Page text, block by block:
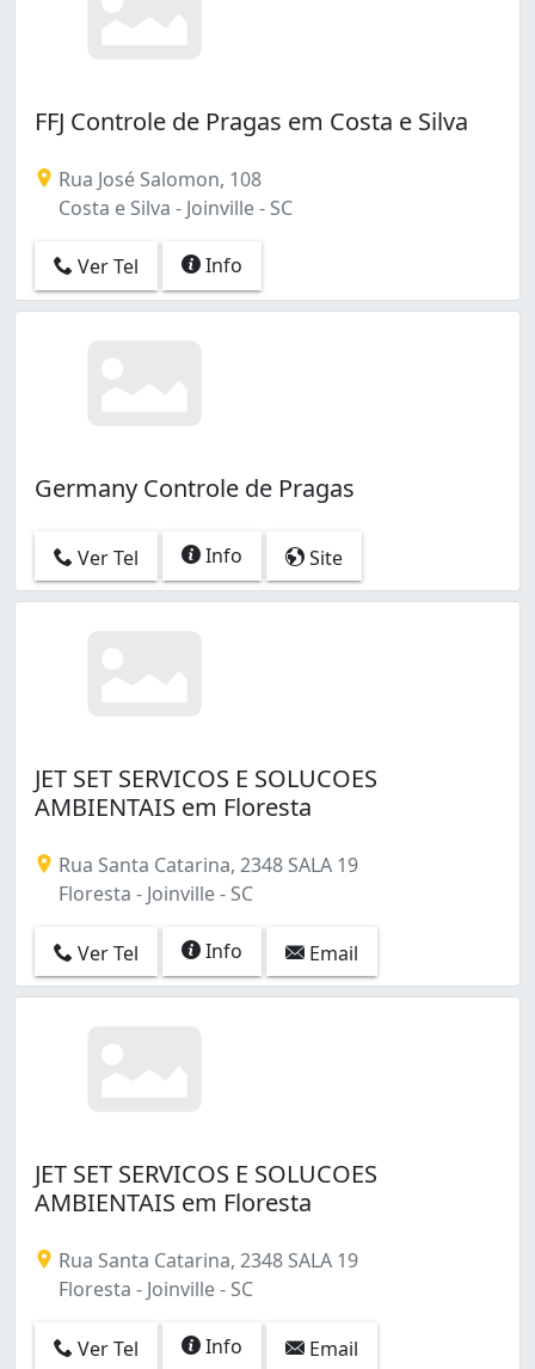
FFJ Controle de Pragas em Costa e Silva
Rua José Salomon, 108
Costa e Silva - Joinville - SC
Ver Tel Info
Germany Controle de Pragas
Ver Tel Info Site
JET SET SERVICOS E SOLUCOES
AMBIENTAIS em Floresta
Rua Santa Catarina, 2348 SALA 19
Floresta - Joinville - SC
Ver Tel Info Email
JET SET SERVICOS E SOLUCOES
AMBIENTAIS em Floresta
Rua Santa Catarina, 2348 SALA 19
Floresta - Joinville - SC
Ver Tel Info Email